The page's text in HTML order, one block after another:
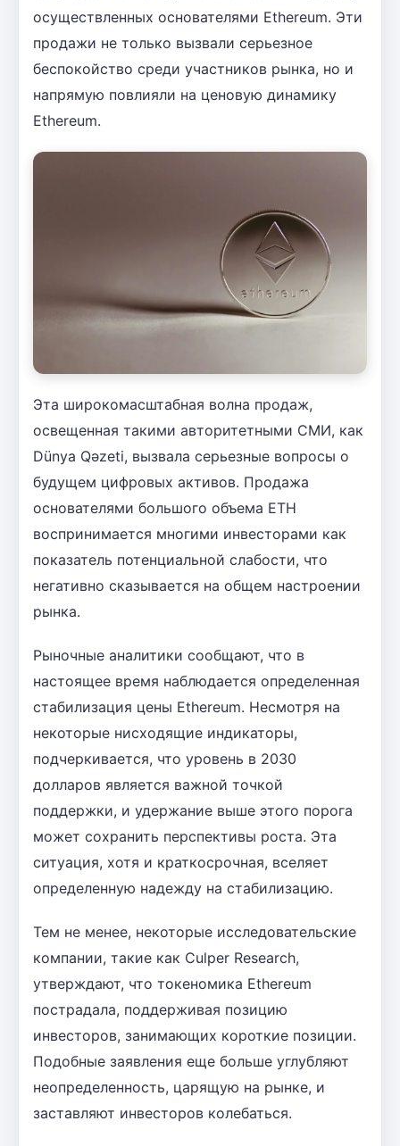
осуществленных основателями Ethereum. Эти
продажи не только вызвали серьезное
беспокойство среди участников рынка, но и
напрямую повлияли на ценовую динамику
Ethereum.
Эта широкомасштабная волна продаж,
освещенная такими авторитетными СМИ, как
Dünya Qəzeti, вызвала серьезные вопросы о
будущем цифровых активов. Продажа
основателями большого объема ETH
воспринимается многими инвесторами как
показатель потенциальной слабости, что
негативно сказывается на общем настроении
рынка.
Рыночные аналитики сообщают, что в
настоящее время наблюдается определенная
стабилизация цены Ethereum. Несмотря на
некоторые нисходящие индикаторы,
подчеркивается, что уровень в 2030
долларов является важной точкой
поддержки, и удержание выше этого порога
может сохранить перспективы роста. Эта
ситуация, хотя и краткосрочная, вселяет
определенную надежду на стабилизацию.
Тем не менее, некоторые исследовательские
компании, такие как Culper Research,
утверждают, что токеномика Ethereum
пострадала, поддерживая позицию
инвесторов, занимающих короткие позиции.
Подобные заявления еще больше углубляют
неопределенность, царящую на рынке, и
заставляют инвесторов колебаться.